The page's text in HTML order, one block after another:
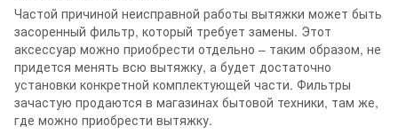
Частой причиной неисправной работы вытяжки может быть
засоренный фильтр, который требует замены. Этот
аксессуар можно приобрести отдельно – таким образом, не
придется менять всю вытяжку, а будет достаточно
установки конкретной комплектующей части. Фильтры
зачастую продаются в магазинах бытовой техники, там же,
где можно приобрести вытяжку.